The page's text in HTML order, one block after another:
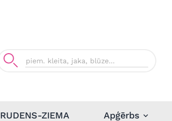
RUDENS-ZIEMA Apģērbs